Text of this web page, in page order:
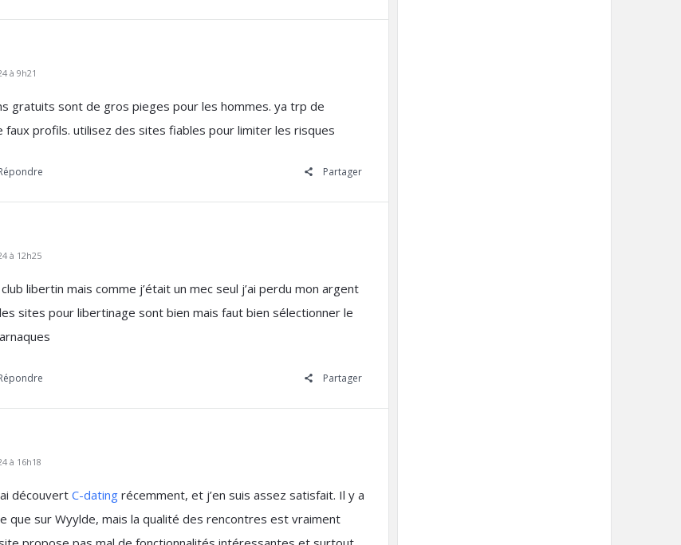
à 9h21
gratuits sont de gros pieges pour les hommes. ya trp de
profils. utilisez des sites fiables pour limiter les risques
Partager
à 12h25
libertin mais comme j’était un mec seul j’ai perdu mon argent
sites pour libertinage sont bien mais faut bien sélectionner le
Partager
à 16h18
découvertC-dating récemment, et j’en suis assez satisfait. Il y a
que sur Wyylde, mais la qualité des rencontres est vraiment